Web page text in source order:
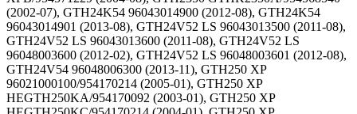
(2002-07), GTH24K54 96043014900 (2012-08), GTH24K54
96043014901 (2013-08), GTH24V52 LS 96043013500 (2011-08),
GTH24V52 LS 96043013600 (2011-08), GTH24V52 LS
96048003600 (2012-02), GTH24V52 LS 96048003601 (2012-08),
GTH24V54 96048006300 (2013-11), GTH250 XP
96021000100/954170214 (2005-01), GTH250 XP
HEGTH250KA/954170092 (2003-01), GTH250 XP